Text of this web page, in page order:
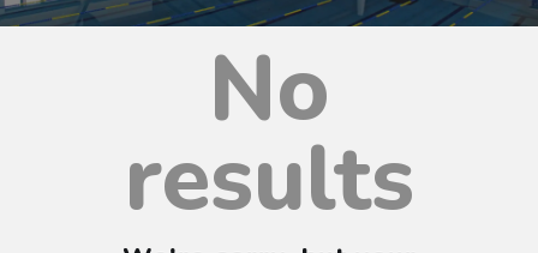
ESEMÉNYEK
KAPCSOLATNo
results